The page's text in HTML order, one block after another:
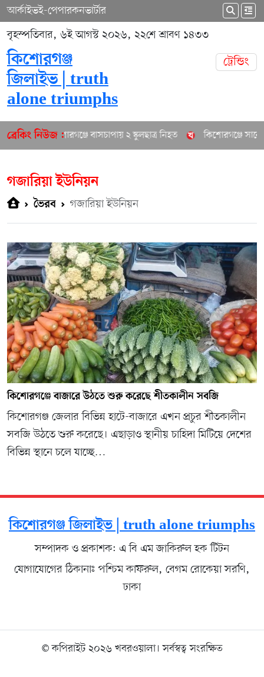
আর্কাইভই-পেপারকনভার্টার
বৃহস্পতিবার, ৬ই আগস্ট ২০২৬, ২২শে শ্রাবণ ১৪৩৩
কিশোরগঞ্জ
জিলাইভ | truth
alone triumphs
ট্রেন্ডিং
ব্রেকিং নিউজ :কিশোরগঞ্জে বাসচাপায় ২ স্কুলছাত্র নিহত কিশোরগঞ্জে সাবেক
গজারিয়া ইউনিয়ন
ভৈরব গজারিয়া ইউনিয়ন
কিশোরগঞ্জে বাজারে উঠতে শুরু করেছে শীতকালীন সবজি
কিশোরগঞ্জ জেলার বিভিন্ন হাটে-বাজারে এখন প্রচুর শীতকালীন
সবজি উঠতে শুরু করেছে। এছাড়াও স্থানীয় চাহিদা মিটিয়ে দেশের
বিভিন্ন স্থানে চলে যাচ্ছে…
কিশোরগঞ্জ জিলাইভ | truth alone triumphs
সম্পাদক ও প্রকাশক: এ বি এম জাকিরুল হক টিটন
যোগাযোগের ঠিকানাঃ পশ্চিম কাফরুল, বেগম রোকেয়া সরণি,
ঢাকা
© কপিরাইট ২০২৬ খবরওয়ালা। সর্বস্বত্ব সংরক্ষিত